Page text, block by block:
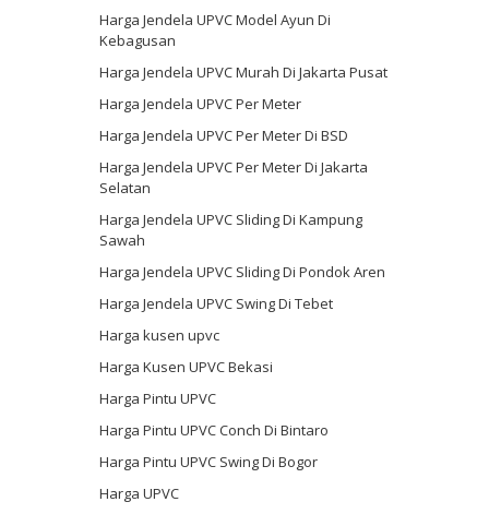
Harga Jendela UPVC Model Ayun Di
Kebagusan
Harga Jendela UPVC Murah Di Jakarta Pusat
Harga Jendela UPVC Per Meter
Harga Jendela UPVC Per Meter Di BSD
Harga Jendela UPVC Per Meter Di Jakarta
Selatan
Harga Jendela UPVC Sliding Di Kampung
Sawah
Harga Jendela UPVC Sliding Di Pondok Aren
Harga Jendela UPVC Swing Di Tebet
Harga kusen upvc
Harga Kusen UPVC Bekasi
Harga Pintu UPVC
Harga Pintu UPVC Conch Di Bintaro
Harga Pintu UPVC Swing Di Bogor
Harga UPVC